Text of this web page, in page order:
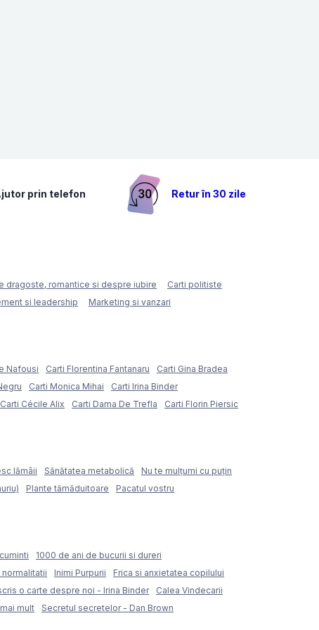
prin telefon Retur în 30 zile
dragoste, romantice si despre iubire
Carti politiste
si leadership
Marketing si vanzari
Nafousi Carti Florentina Fantanaru
Carti Gina Bradea
Carti Monica Mihai
Carti Irina Binder
Carti Cécile Alix Carti Dama De Trefla
Carti Florin Piersic
lămâii Sănătatea metabolică
Nu te mulțumi cu puțin
Plante tămăduitoare
Pacatul vostru
1000 de ani de bucurii si dureri
normalitatii Inimi Purpurii
Frica si anxietatea copilului
o carte despre noi - Irina Binder
Calea Vindecarii
mult Secretul secretelor - Dan Brown